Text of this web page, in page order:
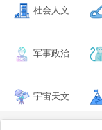
社会人文
军事政治
宇宙天文